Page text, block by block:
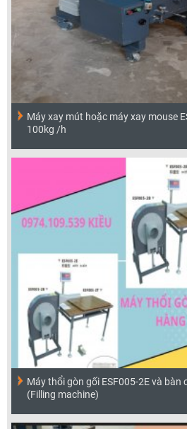
Máy xay mút hoặc máy xay mouse
100kg /h
Máy thổi gòn gối ESF005-2E và bàn
(Filling machine)